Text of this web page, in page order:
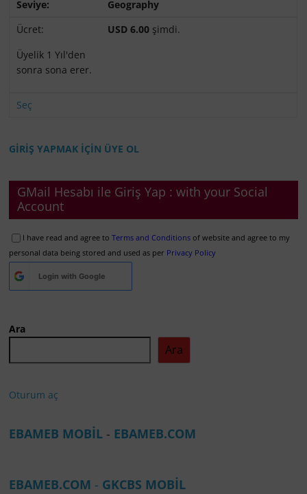
Geography
USD 6.00 şimdi.
Üyelik 1 Yıl'den
sonra sona erer.
Seç
GİRİŞ YAPMAK İÇİN ÜYE OL
GMail Hesabı ile Giriş Yap : with your Social
Account
I have read and agree toTerms and Conditions of website and agree to my
personal data being stored and used as per Privacy Policy
Login with Google
Ara
Ara
Oturum aç
EBAMEB MOBİL - EBAMEB.COM
EBAMEB.COM - GKCBS MOBİL